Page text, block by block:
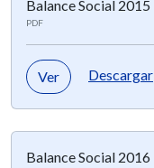
Balance Social 2015
PDF
Ver Descargar
Balance Social 2016